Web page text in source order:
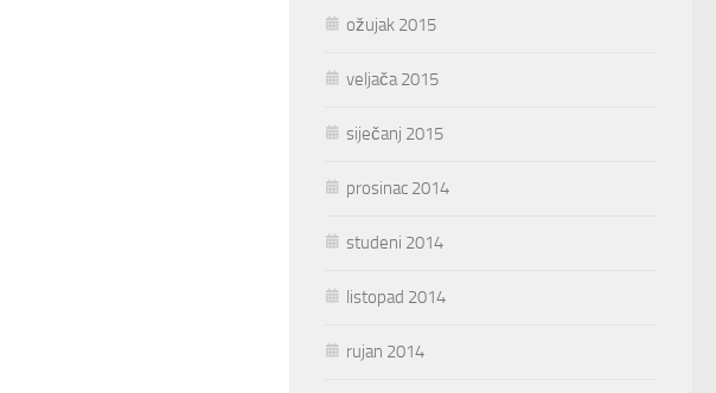
ožujak 2015
veljača 2015
siječanj 2015
prosinac 2014
studeni 2014
listopad 2014
rujan 2014